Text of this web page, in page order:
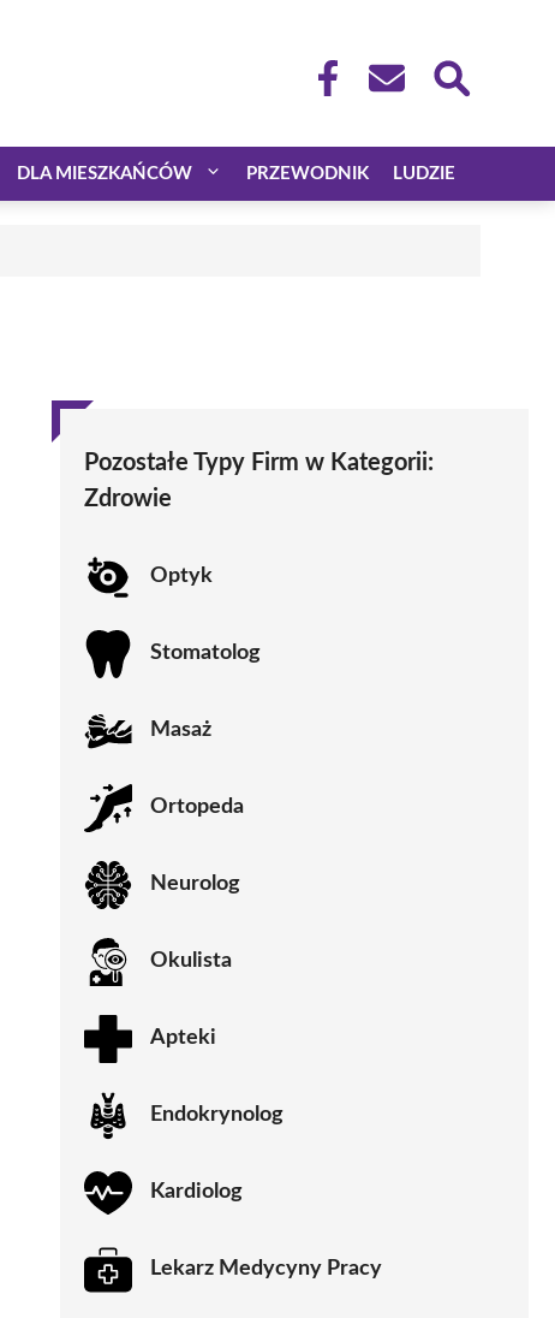
DLA MIESZKAŃCÓW PRZEWODNIK LUDZIE
Pozostałe Typy Firm w Kategorii:
Zdrowie
Optyk
Stomatolog
Masaż
Ortopeda
Neurolog
Okulista
Apteki
Endokrynolog
Kardiolog
Lekarz Medycyny Pracy